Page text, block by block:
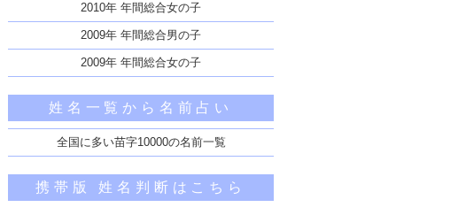
2010年 年間総合女の子
2009年 年間総合男の子
2009年 年間総合女の子
姓名一覧から名前占い
全国に多い苗字10000の名前一覧
携帯版 姓名判断はこちら